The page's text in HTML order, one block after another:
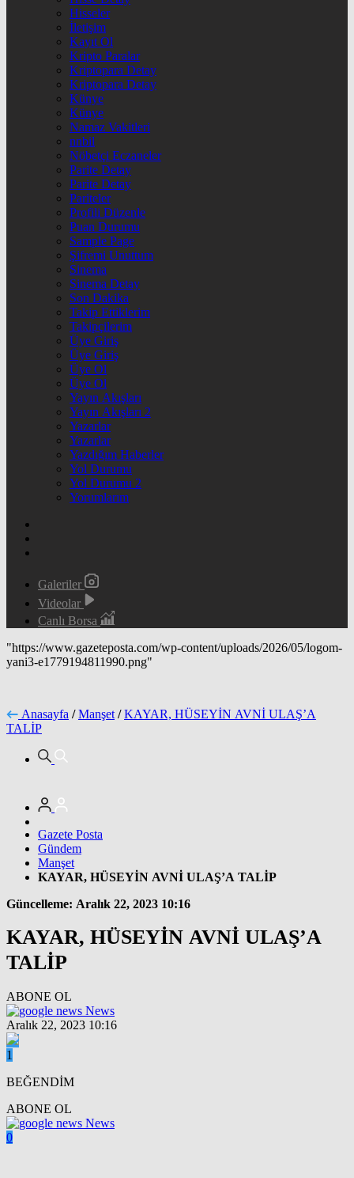
Hisseler
İletişim
Kayıt Ol
Kripto Paralar
Kriptopara Detay
Kriptopara Detay
Künye
Künye
Namaz Vakitleri
nnbil
Nöbetçi Eczaneler
Parite Detay
Parite Detay
Pariteler
Profili Düzenle
Puan Durumu
Sample Page
Şifremi Unuttum
Sinema
Sinema Detay
Son Dakika
Takip Ettiklerim
Takipçilerim
Üye Giriş
Üye Giriş
Üye Ol
Üye Ol
Yayın Akışları
Yayın Akışları 2
Yazarlar
Yazarlar
Yazdığım Haberler
Yol Durumu
Yol Durumu 2
Yorumlarım
Galeriler
Videolar
Canlı Borsa
"https://www.gazeteposta.com/wp-content/uploads/2026/05/logom-
yani3-e1779194811990.png"
Anasayfa / Manşet / KAYAR, HÜSEYİN AVNİ ULAŞ’A
TALİP
Gazete Posta
Gündem
Manşet
KAYAR, HÜSEYİN AVNİ ULAŞ’A TALİP
Güncelleme: Aralık 22, 2023 10:16
KAYAR, HÜSEYİN AVNİ ULAŞ’A
TALİP
ABONE OL
News
Aralık 22, 2023 10:16
1
BEĞENDİM
ABONE OL
News
0